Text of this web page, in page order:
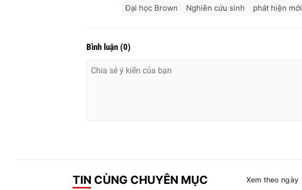
Đại học Brown
Nghiên cứu sinh phát hiện mới
Bình luận (0)
TIN CÙNG CHUYÊN MỤC Xem theo ngày